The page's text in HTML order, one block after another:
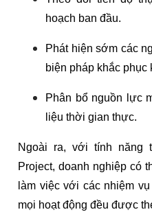
hoạch ban đầu.
Phát hiện sớm các
biện pháp khắc phục
Phân bổ nguồn lực
liệu thời gian thực.
Ngoài ra, với tính năng
Project, doanh nghiệp có
làm việc với các nhiệm
mọi hoạt động đều được